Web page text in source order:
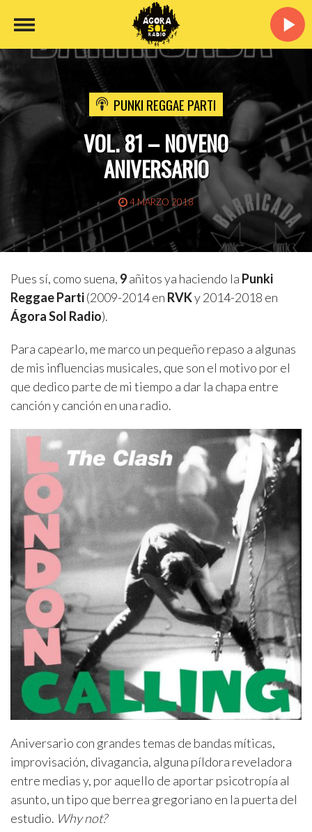
PUNKI REGGAE PARTI
VOL. 81 – NOVENO
ANIVERSARIO
4 MARZO 2018
Pues sí, como suena, 9añitos ya haciendo la Punki
Reggae Parti(2009-2014 en RVKy 2014-2018 en
Ágora Sol Radio).
Para capearlo, me marco un pequeño repaso a algunas
de mis influencias musicales, que son el motivo por el
que dedico parte de mi tiempo a dar la chapa entre
canción y canción en una radio.
Aniversario con grandes temas de bandas míticas,
improvisación, divagancia, alguna píldora reveladora
entre medias y, por aquello de aportar psicotropía al
asunto, un tipo que berrea gregoriano en la puerta del
estudio. Why not?